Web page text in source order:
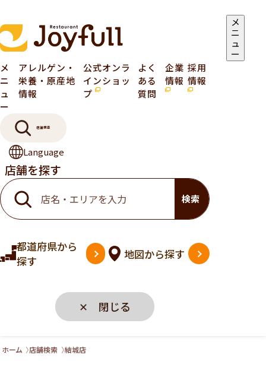
メ
ニ
ュ
ー
メ
ニ
ュ
ー
アレルゲン・
栄養・原産地
情報
公式オンラ
インショッ
プ
よく
ある
質問
企業
情報
採用
情報
店舗検索
Language
店舗を探す
検索
都道府県から
探す
地図から探す
✕ 閉じる
ホーム 店舗検索 結城店